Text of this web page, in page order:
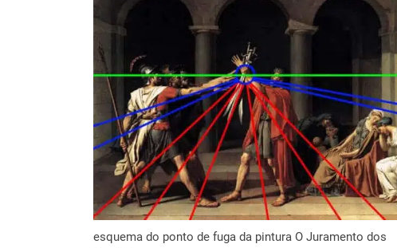
esquema do ponto de fuga da pintura O Juramento dos